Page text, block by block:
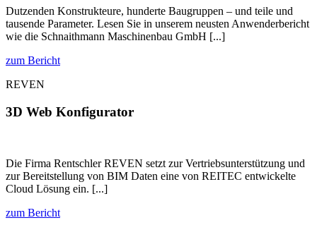
Dutzenden Konstrukteure, hunderte Baugruppen – und teile und
tausende Parameter. Lesen Sie in unserem neusten Anwenderbericht
wie die Schnaithmann Maschinenbau GmbH [...]
zum Bericht
REVEN
3D Web Konfigurator
Die Firma Rentschler REVEN setzt zur Vertriebsunterstützung und
zur Bereitstellung von BIM Daten eine von REITEC entwickelte
Cloud Lösung ein. [...]
zum Bericht